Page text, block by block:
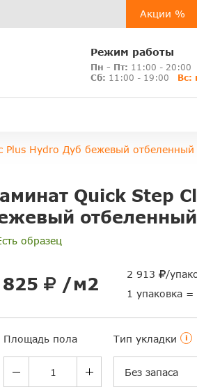
Акции %
Режим работы
Пн - Пт: 11:00 - 20:00
Сб: 11:00 - 19:00 Вс:
Plus Hydro Дуб бежевый отбеленный
Quick Step
отбеленный
образец
825 /м2 2 913
/
1 упаковка
Площадь пола Тип укладки i
Без запаса